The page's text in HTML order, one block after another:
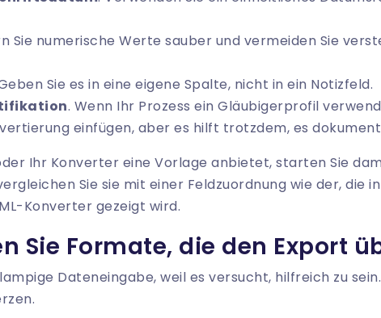
Sie numerische Werte sauber und vermeiden Sie
Sie es in eine eigene Spalte, nicht in ein Notizfeld.
. Wenn Ihr Prozess ein Gläubigerprofil
einfügen, aber es hilft trotzdem, es
Ihr Konverter eine Vorlage anbietet, starten Sie
Sie sie mit einer Feldzuordnung wie der, die
Konverter gezeigt wird.
Sie Formate, die den Export
Dateneingabe, weil es versucht, hilfreich zu